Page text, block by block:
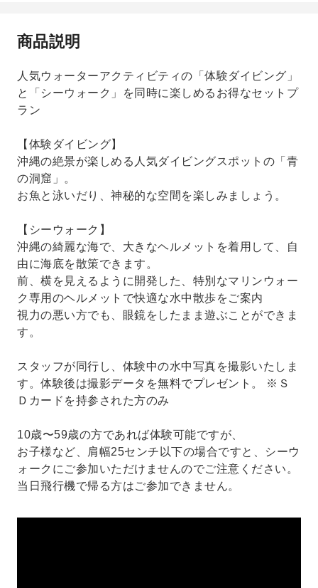
商品説明
人気ウォーターアクティビティの「体験ダイビング」
と「シーウォーク」を同時に楽しめるお得なセットプ
ラン
【体験ダイビング】
沖縄の絶景が楽しめる人気ダイビングスポットの「青
の洞窟」。
お魚と泳いだり、神秘的な空間を楽しみましょう。
【シーウォーク】
沖縄の綺麗な海で、大きなヘルメットを着用して、自
由に海底を散策できます。
前、横を見えるように開発した、特別なマリンウォー
ク専用のヘルメットで快適な水中散歩をご案内
視力の悪い方でも、眼鏡をしたまま遊ぶことができま
す。
スタッフが同行し、体験中の水中写真を撮影いたしま
す。体験後は撮影データを無料でプレゼント。 ※Ｓ
Ｄカードを持参された方のみ
10歳〜59歳の方であれば体験可能ですが、
お子様など、肩幅25センチ以下の場合ですと、シーウ
ォークにご参加いただけませんのでご注意ください。
当日飛行機で帰る方はご参加できません。